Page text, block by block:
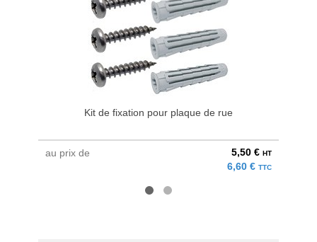
Kit de fixation pour plaque de rue
au prix de 5,50 € HT
6,60 € TTC